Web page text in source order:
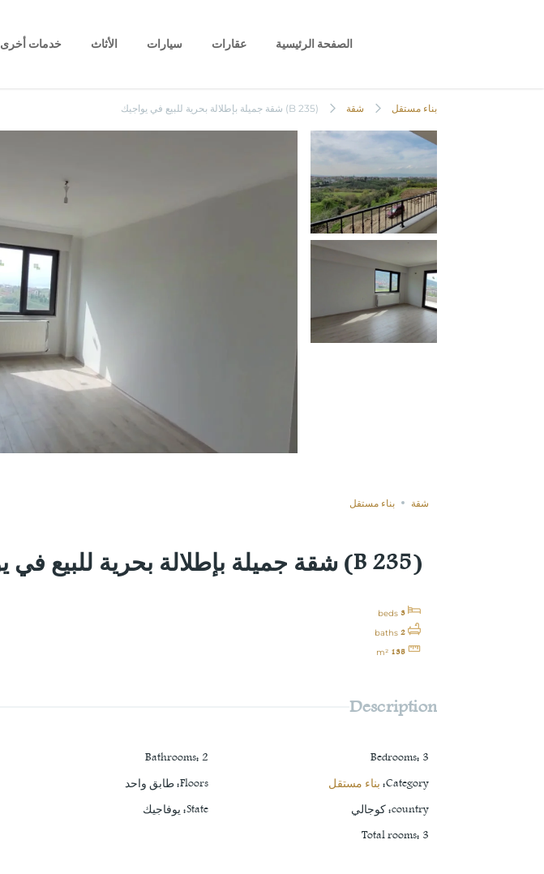
الصفحة الرئيسية عقارات سيارات الأثاث خدمات أخرى
بناء مستقل شقة (B 235) شقة جميلة بإطلالة بحرية للبيع في يواجيك
شقة بناء مستقل
(B 235) شقة جميلة بإطلالة بحرية للبيع في يواجيك
3
beds
2
baths
135
m²
Description
Bedrooms: 3
Bathrooms: 2
Category
: بناء مستقل Floors
:طابق واحد
country
:كوجالي State
: يوفاجيك
Total rooms: 3